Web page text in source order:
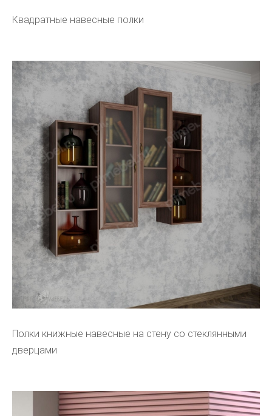
Квадратные навесные полки
Полки книжные навесные на стену со стеклянными
дверцами